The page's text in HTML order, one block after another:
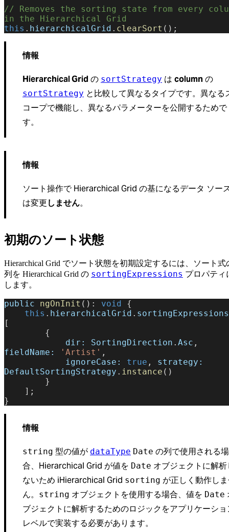
// Removes the sorting state from every
in the Hierarchical Grid
this . hierarchicalGrid . clearSort ();
情報
Hierarchical Grid の sortStrategy は columnの
sortStrategy と比較して異なるタイプです。異なる
コープで機能し、異なるパラメーターを公開するためで
す。
情報
ソート操作で Hierarchical Grid の基になるデータ ソー
は変更しません。
初期のソート状態
Hierarchical Grid でソート状態を初期設定するには、ソート式
列を Hierarchical Grid の sortingExpressions プロパティ
します。
public ngOnInit (): void
{
    this
. hierarchicalGrid . sortingExpressions
[
        {
            dir:
SortingDirection . Asc
fieldName:
'Artist' ,
            ignoreCase:
true , strategy:
DefaultSortingStrategy . instance ()
        }
    ];
}
情報
string 型の値が dataType Date の列で使用される場
合、Hierarchical Grid が値を Date オブジェクトに解析
ないため iHierarchical Grid sorting が正しく動作し
ん。
string オブジェクトを使用する場合、値を Date
ブジェクトに解析するためのロジックをアプリケーショ
レベルで実装する必要があります。